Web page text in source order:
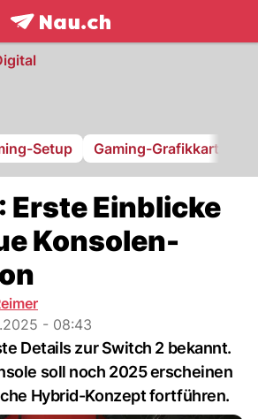
frontpage.NAU.ch
Setup Gaming-Grafikkarte
Erste Einblicke
Konsolen-
- 08:43
Details zur Switch 2 bekannt.
soll noch 2025 erscheinen
Hybrid-Konzept fortführen.